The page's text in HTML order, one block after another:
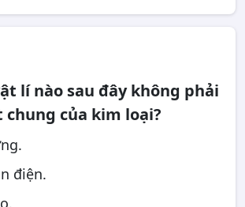
lí nào sau đây không phải
của kim loại?
điện.